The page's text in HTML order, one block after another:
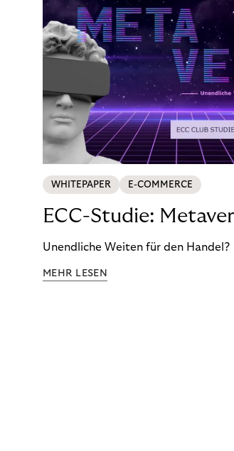
WHITEPAPER E-COMMERCE
ECC-Studie:
Unendliche Weiten für den Handel?
MEHR LESEN